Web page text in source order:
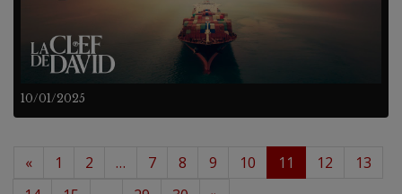
10/01/2025
« 1 2 … 7 8 9 10 11 12
13